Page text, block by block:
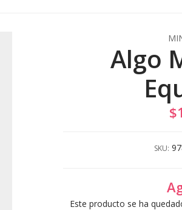
Algo
SKU:
Este producto se ha